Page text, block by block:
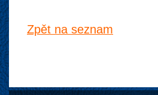
Zpět na seznam